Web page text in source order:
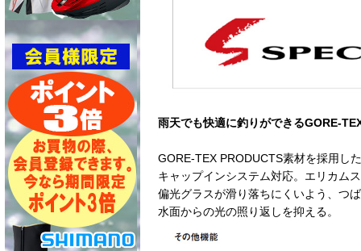
雨天でも快適に釣りができるGORE-
GORE-TEX PRODUCTS素材を採用し
キャップインシステム対応。エリカム
偏光グラスが滑り落ちにくいよう、つ
水面からの光の照り返しを抑える。